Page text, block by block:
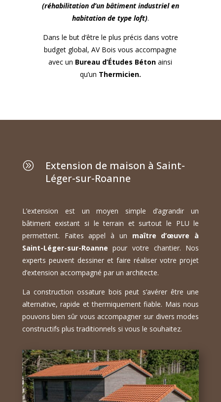
(réhabilitation d’un bâtiment industriel en
habitation de type loft).
Dans le but d’être le plus précis dans votre
budget global, AV Bois vous accompagne
avec un Bureau d’Études Béton ainsi
qu’un Thermicien.
A
Extension de maison à Saint-
Léger-sur-Roanne
L’extension est un moyen simple d’agrandir un
bâtiment existant si le terrain et surtout le PLU le
permettent. Faites appel à un maître d’œuvre à
Saint-Léger-sur-Roanne pour votre chantier. Nos
experts peuvent dessiner et faire réaliser votre projet
d’extension accompagné par un architecte.
La construction ossature bois peut s’avérer être une
alternative, rapide et thermiquement fiable. Mais nous
pouvons bien sûr vous accompagner sur divers modes
constructifs plus traditionnels si vous le souhaitez.